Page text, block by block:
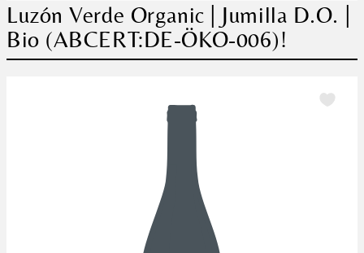
Luzón Verde Organic | Jumilla D.O. |
Bio (ABCERT:DE-ÖKO-006)!